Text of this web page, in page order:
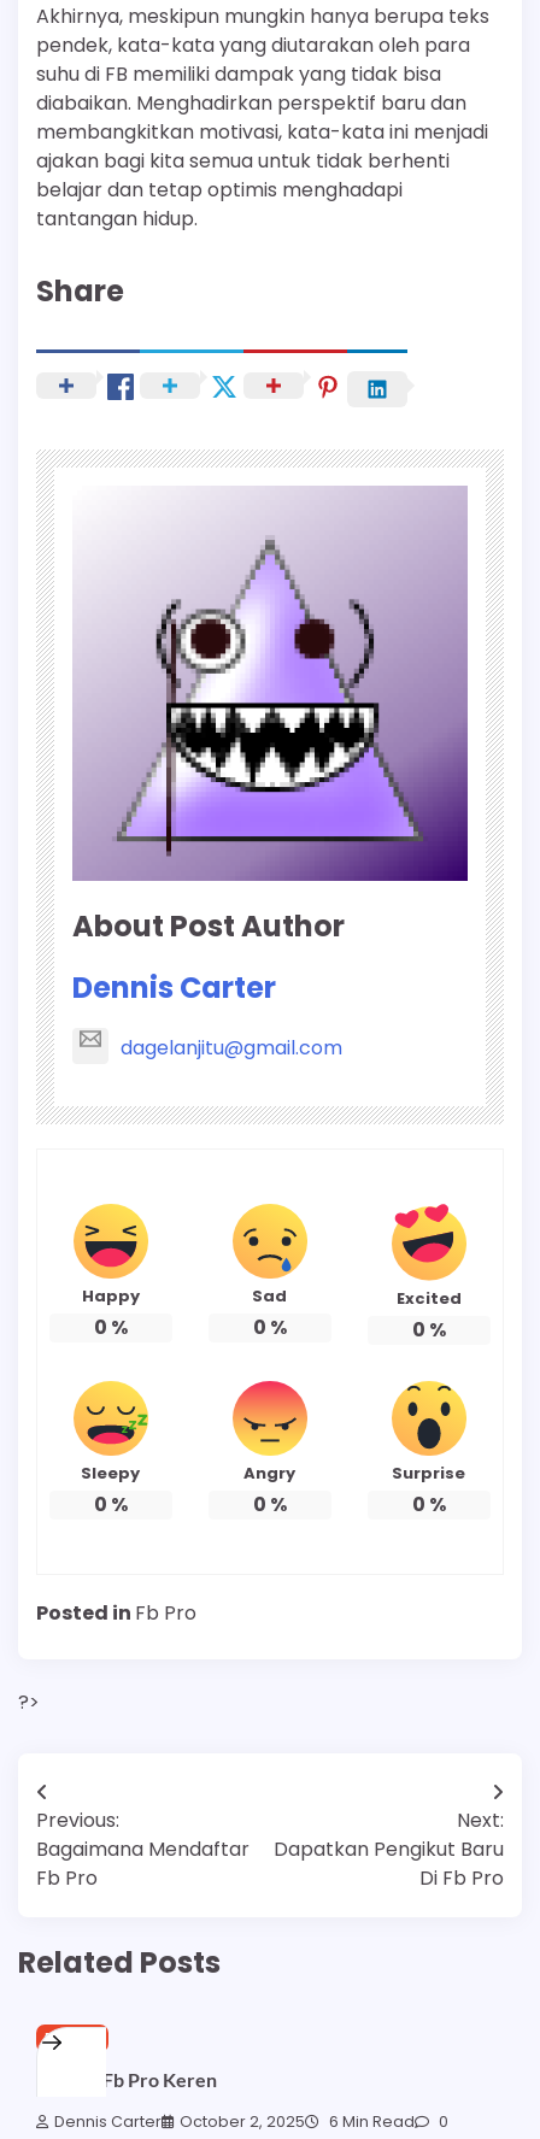
Akhirnya, meskipun mungkin hanya berupa teks
pendek, kata-kata yang diutarakan oleh para
suhu di FB memiliki dampak yang tidak bisa
diabaikan. Menghadirkan perspektif baru dan
membangkitkan motivasi, kata-kata ini menjadi
ajakan bagi kita semua untuk tidak berhenti
belajar dan tetap optimis menghadapi
tantangan hidup.
Share
About Post Author
Dennis Carter
dagelanjitu@gmail.com
Happy
0 %
Sad
0 %
Excited
0 %
Sleepy
0 %
Angry
0 %
Surprise
0 %
Posted in Fb Pro
?>
Post
navigation
Previous:
Bagaimana Mendaftar
Fb Pro
Next:
Dapatkan Pengikut Baru
Di Fb Pro
Related Posts
FB PRO
Sampul Fb Pro Keren
Dennis Carter October 2, 2025 6 Min Read 0